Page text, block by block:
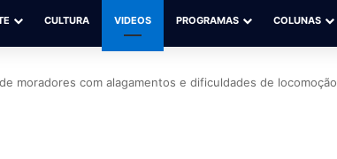
CULTURA VIDEOS PROGRAMAS COLUNAS
moradores com alagamentos e dificuldades de locomoção